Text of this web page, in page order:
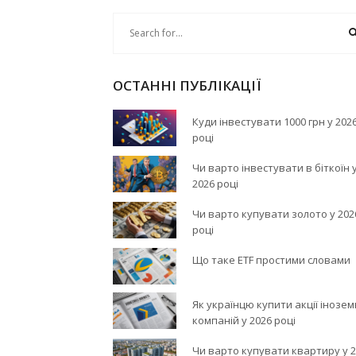
ОСТАННІ ПУБЛІКАЦІЇ
Куди інвестувати 1000 грн у
році
Чи варто інвестувати в біткоїн
2026 році
Чи варто купувати золото у
році
Що таке ETF простими словами
Як українцю купити акції
компаній у 2026 році
Чи варто купувати квартиру у